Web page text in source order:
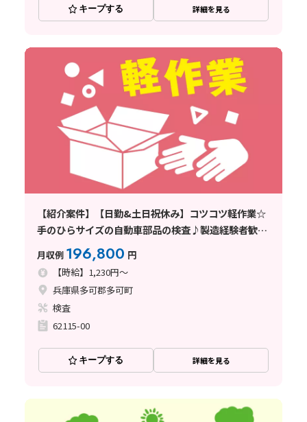
キープする 詳細を見る
【紹介案件】【日勤&土日祝休み】コツコツ軽作業☆
手のひらサイズの自動車部品の検査♪製造経験者歓迎
月収例 196,800 円
【時給】1,230円～
兵庫県多可郡多可町
検査
62115-00
キープする 詳細を見る